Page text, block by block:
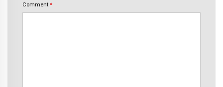
Comment *